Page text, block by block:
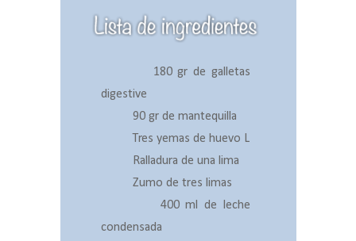
180 gr de galletas
digestive
90 gr de mantequilla
Tres yemas de huevo L
Ralladura de una lima
Zumo de tres limas
400 ml de leche
condensada